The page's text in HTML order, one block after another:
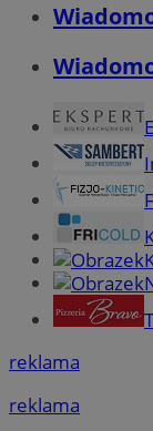
reklama
reklama